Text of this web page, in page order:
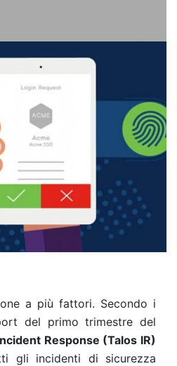
a più fattori. Secondo i
del primo trimestre del
Response (Talos IR)
gli incidenti di sicurezza